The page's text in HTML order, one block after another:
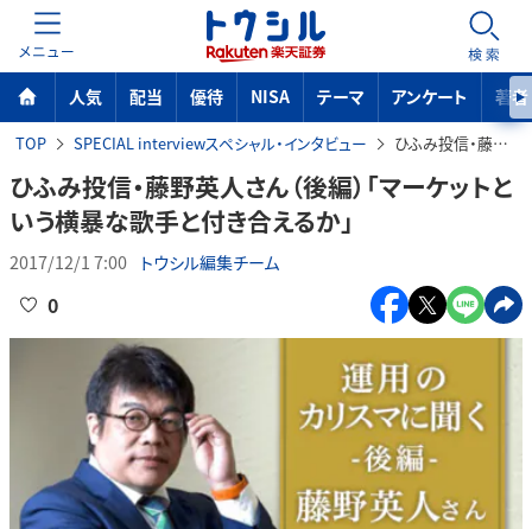
MENU 検索
人気 配当 優待 NISA テーマ アンケート 著者
TOP SPECIAL interviewスペシャル・インタビュー ひふみ投信・藤野英人さん（後編）「マーケットという横暴な歌手と付き合えるか」
ひふみ投信・藤野英人さん（後編）「マーケットと
いう横暴な歌手と付き合えるか」
2017/12/1 7:00 トウシル編集チーム
0